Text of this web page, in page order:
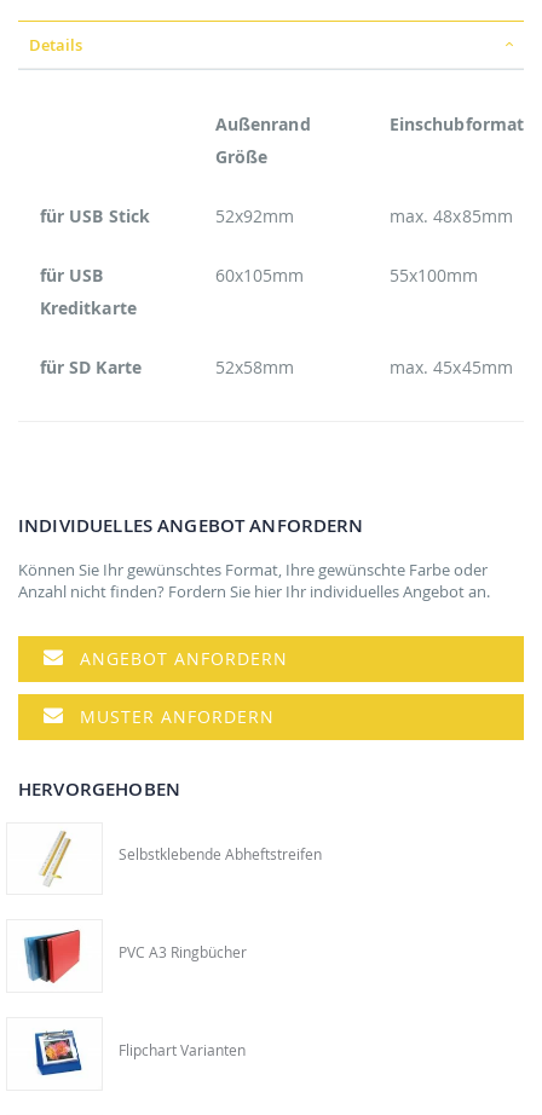
Details
Außenrand
Größe
Einschubformat
für USB Stick 52x92mm max. 48x85mm
für USB
Kreditkarte
60x105mm 55x100mm
für SD Karte 52x58mm max. 45x45mm
INDIVIDUELLES ANGEBOT ANFORDERN
Können Sie Ihr gewünschtes Format, Ihre gewünschte Farbe oder
Anzahl nicht finden? Fordern Sie hier Ihr individuelles Angebot an.
ANGEBOT ANFORDERN
MUSTER ANFORDERN
HERVORGEHOBEN
Selbstklebende Abheftstreifen
PVC A3 Ringbücher
Flipchart Varianten